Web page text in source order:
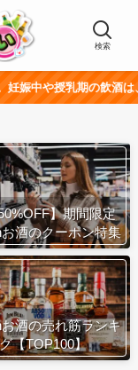
検索
の飲酒は、胎児・乳幼
】期間限定
酒のクーポン特集
酒の売れ筋ランキ
【TOP100】